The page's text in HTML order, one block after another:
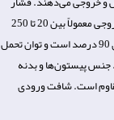
کاری استاندارد بین 200 تا 400 بار است و دبی خروجی معمولاً بین 20 تا 250
لیتر بر دقیقه متغیر است. راندمان حجمی آن بالای 90 درصد است و توان تحمل
را دارد. جنس پیستون‌ها و بدنه
است. شافت ورودی